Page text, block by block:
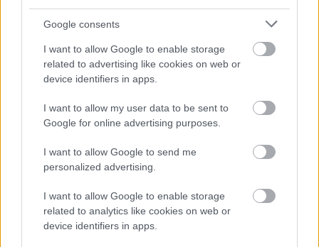
Google consents
I want to allow Google to enable storage
related to advertising like cookies on web or
device identifiers in apps.
I want to allow my user data to be sent to
Google for online advertising purposes.
I want to allow Google to send me
personalized advertising.
I want to allow Google to enable storage
related to analytics like cookies on web or
device identifiers in apps.
Πηγή: ΑΠΕ-ΜΠΕ
Ακολουθήστε τοinsider.gr στο Google News
και μάθετε
πρώτοι όλες τιςειδήσειςαπό την Ελλάδα και τον κόσμο.